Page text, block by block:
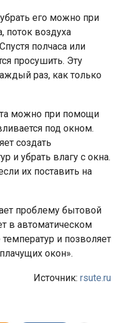
его можно при
поток воздуха
полчаса или
просушить. Эту
раз, как только
можно при помощи
под окном.
создать
и убрать влагу с окна.
их поставить на
проблему бытовой
в автоматическом
и позволяет
окон».
Источник: rsute.ru